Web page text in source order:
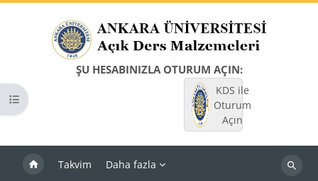
ŞU HESABINIZLA OTURUM AÇIN:
KDS ile
Oturum
Açın
Takvim Daha fazla
Dersleri
Kurs dizinini aç